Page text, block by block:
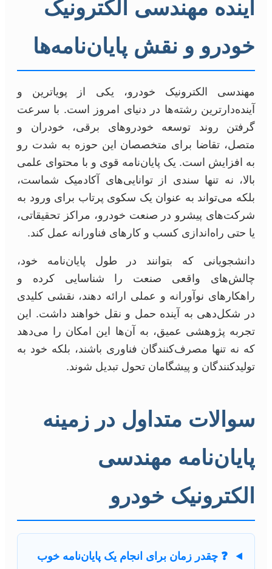
آینده مهندسی الکترونیک
خودرو و نقش پایان‌نامه‌ها
مهندسی الکترونیک خودرو، یکی از پویاترین و
آینده‌دارترین رشته‌ها در دنیای امروز است. با سرعت
گرفتن روند توسعه خودروهای برقی، خودران و
متصل، تقاضا برای متخصصان این حوزه به شدت رو
به افزایش است. یک پایان‌نامه قوی و با محتوای علمی
بالا، نه تنها سندی از توانایی‌های آکادمیک شماست،
بلکه می‌تواند به عنوان یک سکوی پرتاب برای ورود به
شرکت‌های پیشرو در صنعت خودرو، مراکز تحقیقاتی،
یا حتی راه‌اندازی کسب و کارهای فناورانه عمل کند.
دانشجویانی که بتوانند در طول پایان‌نامه خود،
چالش‌های واقعی صنعت را شناسایی کرده و
راهکارهای نوآورانه و عملی ارائه دهند، نقشی کلیدی
در شکل‌دهی به آینده حمل و نقل خواهند داشت. این
تجربه پژوهشی عمیق، به آن‌ها این امکان را می‌دهد
که نه تنها مصرف‌کنندگان فناوری باشند، بلکه خود به
تولیدکنندگان و پیشگامان تحول تبدیل شوند.
سوالات متداول در زمینه
پایان‌نامه مهندسی
الکترونیک خودرو
❓ چقدر زمان برای انجام یک پایان‌نامه خوب